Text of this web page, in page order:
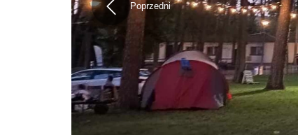
Poprzedni